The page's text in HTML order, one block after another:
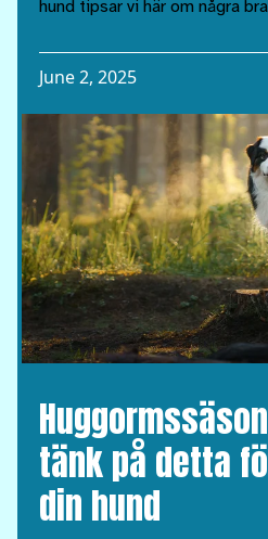
hund tipsar vi här om några
June 2, 2025
tänk på detta
din hund